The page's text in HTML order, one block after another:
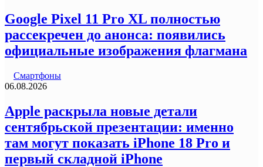
Google Pixel 11 Pro XL полностью
рассекречен до анонса: появились
официальные изображения флагмана
Смартфоны
06.08.2026
Apple раскрыла новые детали
сентябрьской презентации: именно
там могут показать iPhone 18 Pro и
первый складной iPhone